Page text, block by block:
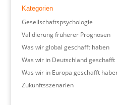
Kategorien
Gesellschaftspsychologie
Validierung früherer Prognosen
Was wir global geschafft haben
Was wir in Deutschland geschafft
Was wir in Europa geschafft
Zukunftsszenarien